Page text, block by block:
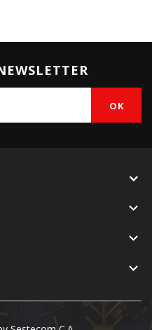


